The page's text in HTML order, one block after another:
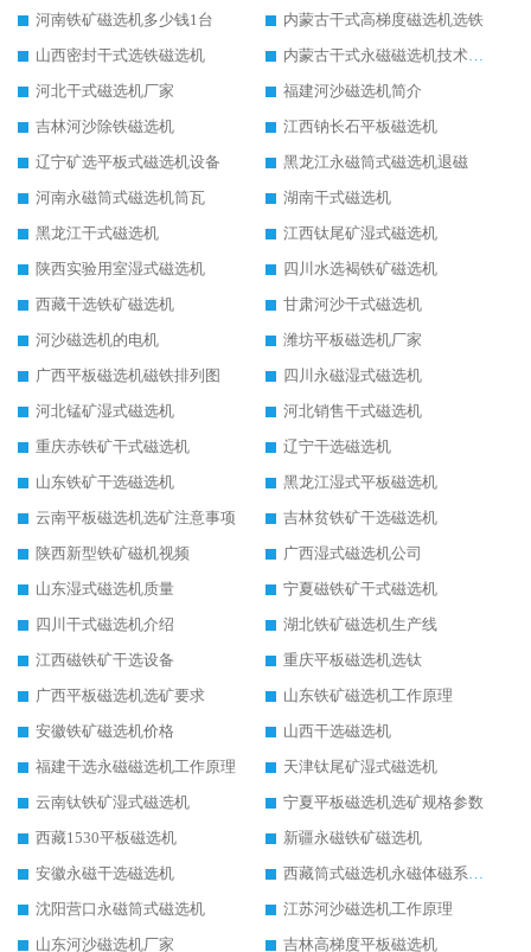
河南铁矿磁选机多少钱1台
内蒙古干式高梯度磁选机选铁
山西密封干式选铁磁选机
内蒙古干式永磁磁选机技术要求
河北干式磁选机厂家
福建河沙磁选机简介
吉林河沙除铁磁选机
江西钠长石平板磁选机
辽宁矿选平板式磁选机设备
黑龙江永磁筒式磁选机退磁
河南永磁筒式磁选机筒瓦
湖南干式磁选机
黑龙江干式磁选机
江西钛尾矿湿式磁选机
陕西实验用室湿式磁选机
四川水选褐铁矿磁选机
西藏干选铁矿磁选机
甘肃河沙干式磁选机
河沙磁选机的电机
潍坊平板磁选机厂家
广西平板磁选机磁铁排列图
四川永磁湿式磁选机
河北锰矿湿式磁选机
河北销售干式磁选机
重庆赤铁矿干式磁选机
辽宁干选磁选机
山东铁矿干选磁选机
黑龙江湿式平板磁选机
云南平板磁选机选矿注意事项
吉林贫铁矿干选磁选机
陕西新型铁矿磁机视频
广西湿式磁选机公司
山东湿式磁选机质量
宁夏磁铁矿干式磁选机
四川干式磁选机介绍
湖北铁矿磁选机生产线
江西磁铁矿干选设备
重庆平板磁选机选钛
广西平板磁选机选矿要求
山东铁矿磁选机工作原理
安徽铁矿磁选机价格
山西干选磁选机
福建干选永磁磁选机工作原理
天津钛尾矿湿式磁选机
云南钛铁矿湿式磁选机
宁夏平板磁选机选矿规格参数
西藏1530平板磁选机
新疆永磁铁矿磁选机
安徽永磁干选磁选机
西藏筒式磁选机永磁体磁系设计
沈阳营口永磁筒式磁选机
江苏河沙磁选机工作原理
山东河沙磁选机厂家
吉林高梯度平板磁选机